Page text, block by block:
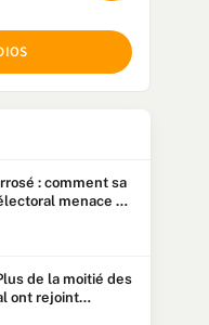
: comment sa
menace sa
de la moitié des
ont rejoint